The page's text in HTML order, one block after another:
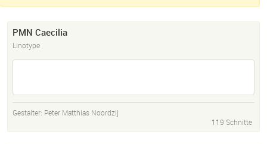
PMN Caecilia
Linotype
Gestalter: Peter Matthias Noordzij
119 Schnitte